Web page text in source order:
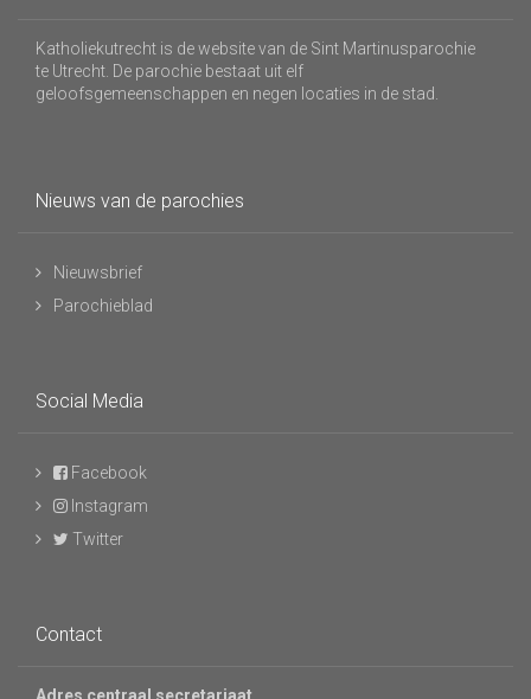
Katholiekutrecht is de website van de Sint Martinusparochie
te Utrecht. De parochie bestaat uit elf
geloofsgemeenschappen en negen locaties in de stad.
Nieuws van de parochies
Nieuwsbrief
Parochieblad
Social Media
Facebook
Instagram
Twitter
Contact